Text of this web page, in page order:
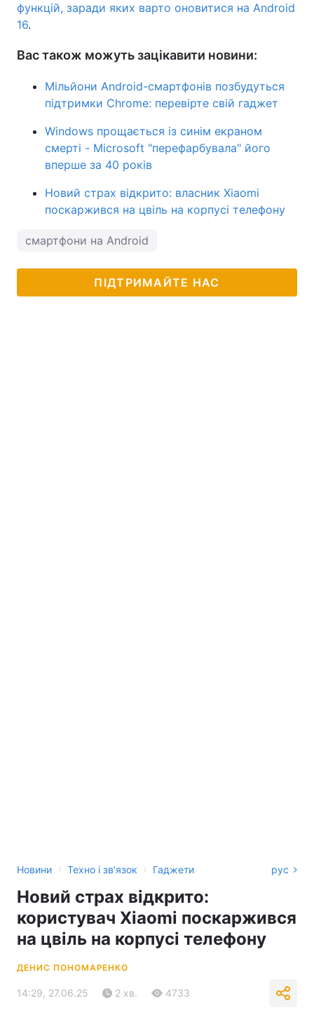
функцій, заради яких варто оновитися на Android
16.
Вас також можуть зацікавити новини:
Мільйони Android-смартфонів позбудуться
підтримки Chrome: перевірте свій гаджет
Windows прощається із синім екраном
смерті - Microsoft "перефарбувала" його
вперше за 40 років
Новий страх відкрито: власник Xiaomi
поскаржився на цвіль на корпусі телефону
смартфони на Android
ПІДТРИМАЙТЕ НАС
Новини › Техно і зв'язок › Гаджети рус
Новий страх відкрито:
користувач Xiaomi поскаржився
на цвіль на корпусі телефону
ДЕНИС ПОНОМАРЕНКО
14:29, 27.06.25 2 хв. 4733